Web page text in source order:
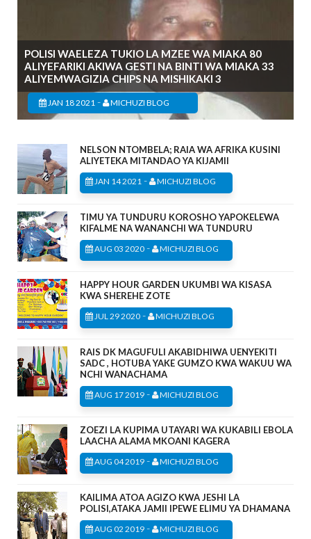
POLISI WAELEZA TUKIO LA MZEE WA MIAKA 80
ALIYEFARIKI AKIWA GESTI NA BINTI WA MIAKA 33
ALIYEMWAGIZIA CHIPS NA MISHIKAKI 3
JAN 18 2021 - MICHUZI BLOG
NELSON NTOMBELA; RAIA WA AFRIKA KUSINI
ALIYETEKA MITANDAO YA KIJAMII
JAN 14 2021 - MICHUZI BLOG
TIMU YA TUNDURU KOROSHO YAPOKELEWA
KIFALME NA WANANCHI WA TUNDURU
AUG 03 2020 - MICHUZI BLOG
HAPPY HOUR GARDEN UKUMBI WA KISASA
KWA SHEREHE ZOTE
JUL 29 2020 - MICHUZI BLOG
RAIS DK MAGUFULI AKABIDHIWA UENYEKITI
SADC , HOTUBA YAKE GUMZO KWA WAKUU WA
NCHI WANACHAMA
AUG 17 2019 - MICHUZI BLOG
ZOEZI LA KUPIMA UTAYARI WA KUKABILI EBOLA
LAACHA ALAMA MKOANI KAGERA
AUG 04 2019 - MICHUZI BLOG
KAILIMA ATOA AGIZO KWA JESHI LA
POLISI,ATAKA JAMII IPEWE ELIMU YA DHAMANA
AUG 02 2019 - MICHUZI BLOG